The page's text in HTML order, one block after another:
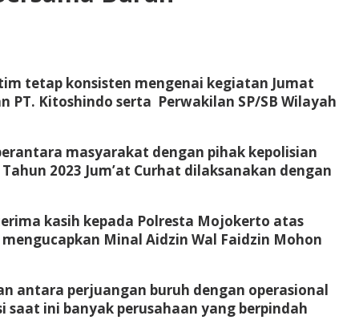
tetap konsisten mengenai kegiatan Jumat
Kitoshindo serta Perwakilan SP/SB Wilayah
masyarakat dengan pihak kepolisian
2023 Jum’at Curhat dilaksanakan dengan
kasih kepada Polresta Mojokerto atas
Minal Aidzin Wal Faidzin Mohon
antara perjuangan buruh dengan operasional
ini banyak perusahaan yang berpindah